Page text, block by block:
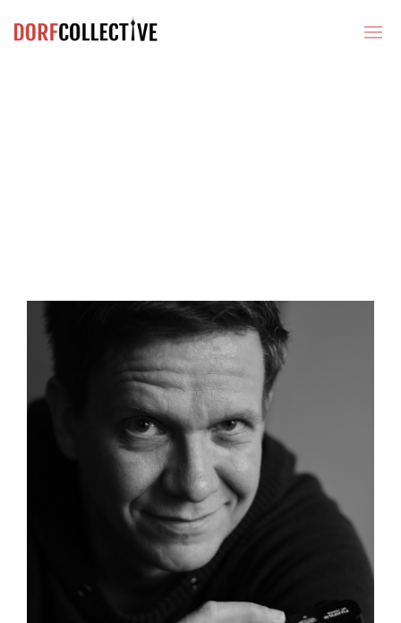
NINA PAPIOREK
DANIEL SCHILLING